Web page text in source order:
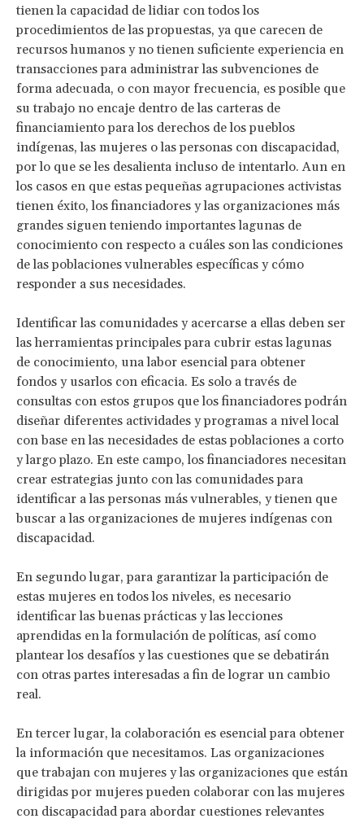
tienen la capacidad de lidiar con todos los
procedimientos de las propuestas, ya que carecen de
recursos humanos y no tienen suficiente experiencia en
transacciones para administrar las subvenciones de
forma adecuada, o con mayor frecuencia, es posible que
su trabajo no encaje dentro de las carteras de
financiamiento para los derechos de los pueblos
indígenas, las mujeres o las personas con discapacidad,
por lo que se les desalienta incluso de intentarlo. Aun en
los casos en que estas pequeñas agrupaciones activistas
tienen éxito, los financiadores y las organizaciones más
grandes siguen teniendo importantes lagunas de
conocimiento con respecto a cuáles son las condiciones
de las poblaciones vulnerables específicas y cómo
responder a sus necesidades.
Identificar las comunidades y acercarse a ellas deben ser
las herramientas principales para cubrir estas lagunas
de conocimiento, una labor esencial para obtener
fondos y usarlos con eficacia. Es solo a través de
consultas con estos grupos que los financiadores podrán
diseñar diferentes actividades y programas a nivel local
con base en las necesidades de estas poblaciones a corto
y largo plazo. En este campo, los financiadores necesitan
crear estrategias junto con las comunidades para
identificar a las personas más vulnerables, y tienen que
buscar a las organizaciones de mujeres indígenas con
discapacidad.
En segundo lugar, para garantizar la participación de
estas mujeres en todos los niveles, es necesario
identificar las buenas prácticas y las lecciones
aprendidas en la formulación de políticas, así como
plantear los desafíos y las cuestiones que se debatirán
con otras partes interesadas a fin de lograr un cambio
real.
En tercer lugar, la colaboración es esencial para obtener
la información que necesitamos. Las organizaciones
que trabajan con mujeres y las organizaciones que están
dirigidas por mujeres pueden colaborar con las mujeres
con discapacidad para abordar cuestiones relevantes